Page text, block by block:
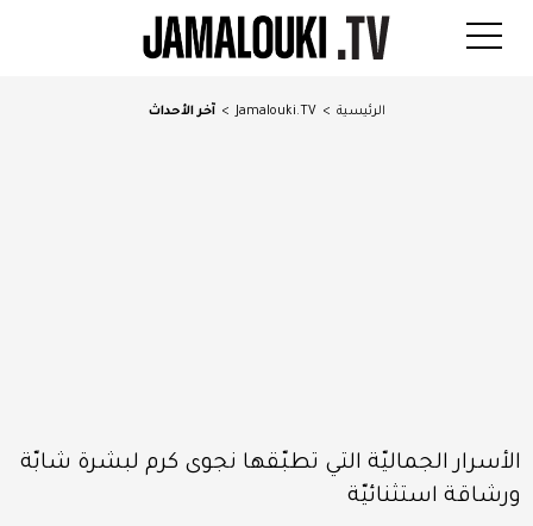
الرئيسية >
Jamalouki.TV
> آخر الأحداث
الأسرار الجماليّة التي تطبّقها نجوى كرم لبشرة شابّة
ورشاقة استثنائيّة